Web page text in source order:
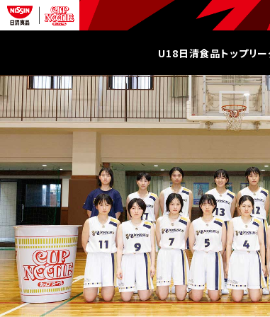
U18日清食品トップリー